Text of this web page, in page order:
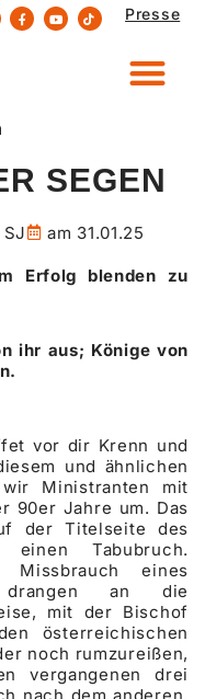
Presse
SEGEN
am 31.01.25
Erfolg blenden zu
ihr aus; Könige von
vor dir Krenn und
und ähnlichen
Ministranten mit
90er Jahre um. Das
der Titelseite des
einen Tabubruch.
Missbrauch eines
drangen an die
mit der Bischof
österreichischen
noch rumzureißen,
vergangenen drei
nach dem anderen,